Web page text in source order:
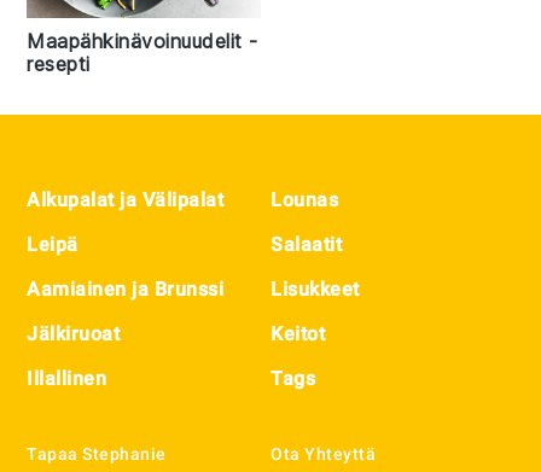
Maapähkinävoinuudelit -
resepti
Footer
Alkupalat ja Välipalat
Leipä
Aamiainen ja Brunssi
Jälkiruoat
Illallinen
Lounas
Salaatit
Lisukkeet
Keitot
Tags
Tapaa Stephanie Ota Yhteyttä